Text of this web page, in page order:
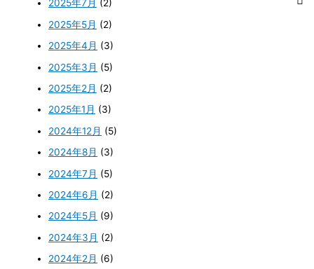
2025年7月 (2)
2025年5月 (2)
2025年4月 (3)
2025年3月 (5)
2025年2月 (2)
2025年1月 (3)
2024年12月 (5)
2024年8月 (3)
2024年7月 (5)
2024年6月 (2)
2024年5月 (9)
2024年3月 (2)
2024年2月 (6)